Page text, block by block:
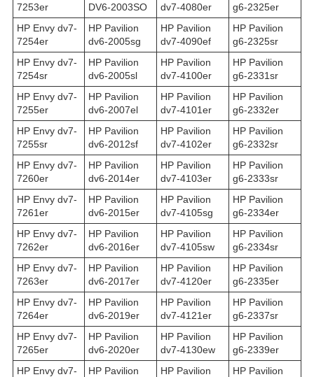
7253er
DV6-2003SO
dv7-4080er
g6-2325er
HP Envy dv7-
7254er
HP Pavilion
dv6-2005sg
HP Pavilion
dv7-4090ef
HP Pavilion
g6-2325sr
HP Envy dv7-
7254sr
HP Pavilion
dv6-2005sl
HP Pavilion
dv7-4100er
HP Pavilion
g6-2331sr
HP Envy dv7-
7255er
HP Pavilion
dv6-2007el
HP Pavilion
dv7-4101er
HP Pavilion
g6-2332er
HP Envy dv7-
7255sr
HP Pavilion
dv6-2012sf
HP Pavilion
dv7-4102er
HP Pavilion
g6-2332sr
HP Envy dv7-
7260er
HP Pavilion
dv6-2014er
HP Pavilion
dv7-4103er
HP Pavilion
g6-2333sr
HP Envy dv7-
7261er
HP Pavilion
dv6-2015er
HP Pavilion
dv7-4105sg
HP Pavilion
g6-2334er
HP Envy dv7-
7262er
HP Pavilion
dv6-2016er
HP Pavilion
dv7-4105sw
HP Pavilion
g6-2334sr
HP Envy dv7-
7263er
HP Pavilion
dv6-2017er
HP Pavilion
dv7-4120er
HP Pavilion
g6-2335er
HP Envy dv7-
7264er
HP Pavilion
dv6-2019er
HP Pavilion
dv7-4121er
HP Pavilion
g6-2337sr
HP Envy dv7-
7265er
HP Pavilion
dv6-2020er
HP Pavilion
dv7-4130ew
HP Pavilion
g6-2339er
HP Envy dv7-
HP Pavilion
HP Pavilion
HP Pavilion